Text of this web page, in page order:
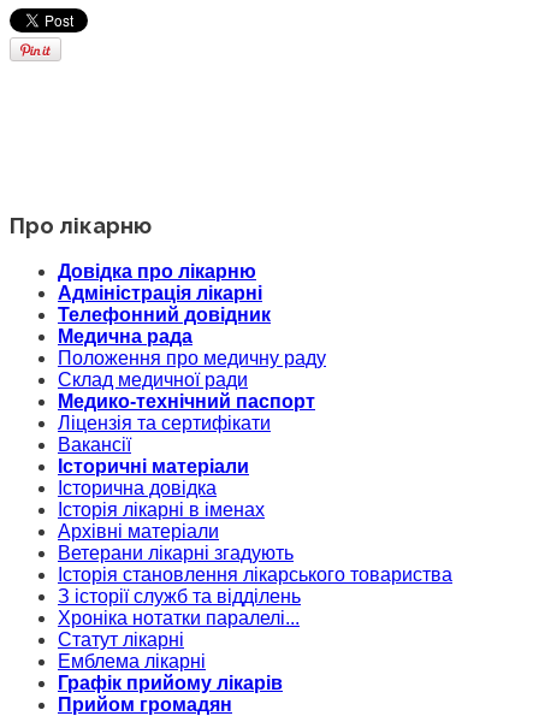
Про лікарню
Довідка про лікарню
Адміністрація лікарні
Телефонний довідник
Медична рада
Положення про медичну раду
Склад медичної ради
Медико-технічний паспорт
Ліцензія та сертифікати
Вакансії
Історичні матеріали
Історична довідка
Історія лікарні в іменах
Архівні матеріали
Ветерани лікарні згадують
Історія становлення лікарського товариства
З історії служб та відділень
Хроніка нотатки паралелі...
Статут лікарні
Емблема лікарні
Графік прийому лікарів
Прийом громадян